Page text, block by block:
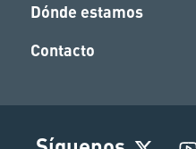
Dónde estamos
Contacto